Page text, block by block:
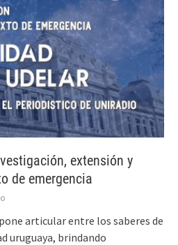
extensión y
de emergencia
articular entre los saberes de
uruguaya, brindando